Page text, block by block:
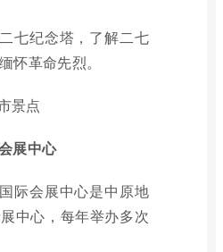
七纪念塔，了解二七
怀革命先烈。
景点
展中心
际会展中心是中原地
中心，每年举办多次